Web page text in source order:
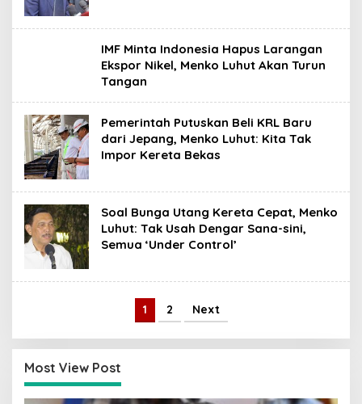
IMF Minta Indonesia Hapus Larangan
Ekspor Nikel, Menko Luhut Akan Turun
Tangan
Pemerintah Putuskan Beli KRL Baru
dari Jepang, Menko Luhut: Kita Tak
Impor Kereta Bekas
Soal Bunga Utang Kereta Cepat, Menko
Luhut: Tak Usah Dengar Sana-sini,
Semua ‘Under Control’
1 2 Next
Most View Post